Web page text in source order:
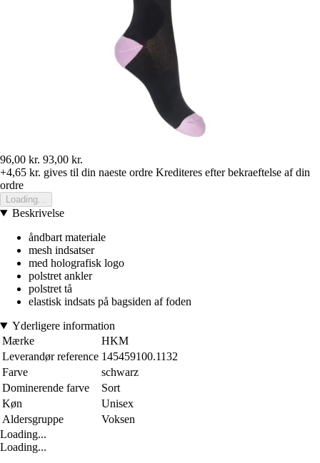
96,00 kr. 93,00 kr.
+4,65 kr. gives til din naeste ordre Krediteres efter bekraeftelse af din
ordre
Loading...
Beskrivelse
åndbart materiale
mesh indsatser
med holografisk logo
polstret ankler
polstret tå
elastisk indsats på bagsiden af foden
Yderligere information
Mærke
HKM
Leverandør reference 145459100.1132
Farve
schwarz
Dominerende farve
Sort
Køn
Unisex
Aldersgruppe
Voksen
Loading...
Loading...